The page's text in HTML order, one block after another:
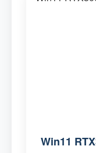
Win11